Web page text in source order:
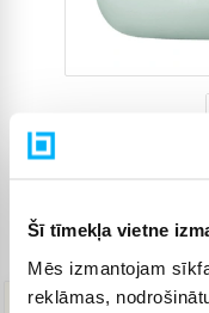
Šī tīmekļa vietne
Mēs izmantojam
reklāmas,